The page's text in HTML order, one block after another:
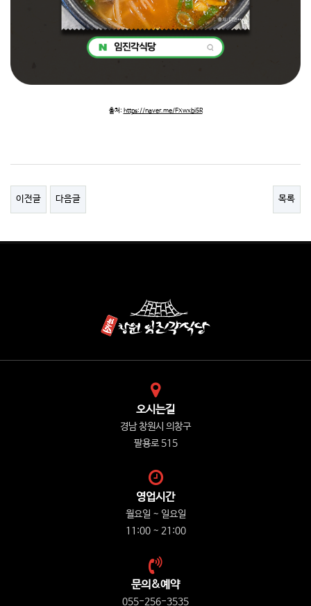
출처: https://naver.me/FXwxbi5R
이전글 다음글 목록
오시는길
경남 창원시 의창구
팔용로 515
영업시간
월요일 ~ 일요일
11:00 ~ 21:00
문의&예약
055-256-3535